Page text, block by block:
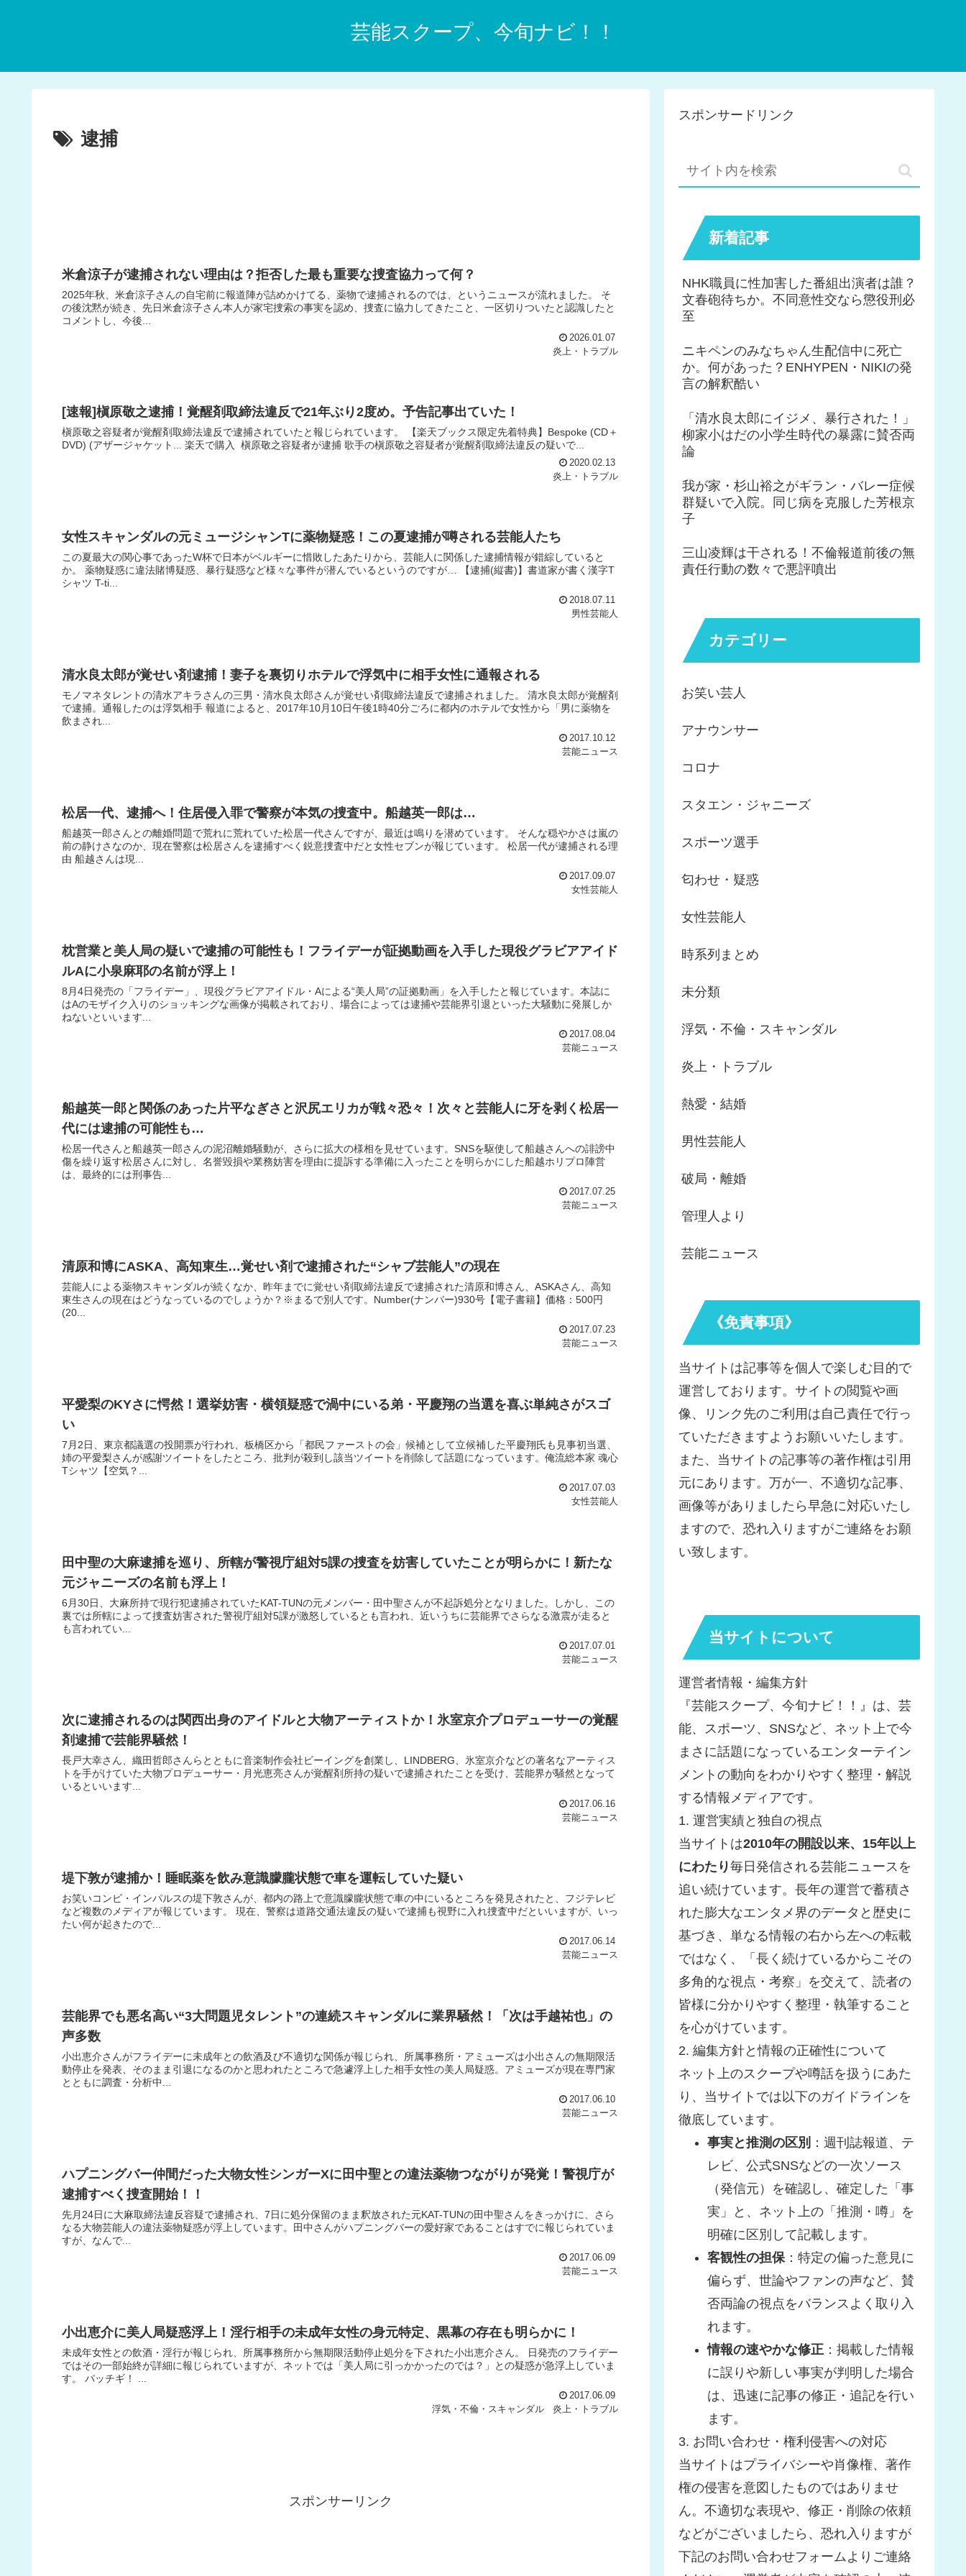
芸能スクープ、今旬ナビ！！
逮捕
米倉涼子が逮捕されない理由は？拒否した最も重要な捜査協力って何？
2025年秋、米倉涼子さんの自宅前に報道陣が詰めかけてる、薬物で逮捕されるのでは、というニュースが流れました。 そ
の後沈黙が続き、先日米倉涼子さん本人が家宅捜索の事実を認め、捜査に協力してきたこと、一区切りついたと認識したと
コメントし、今後...
2026.01.07
炎上・トラブル
[速報]槇原敬之逮捕！覚醒剤取締法違反で21年ぶり2度め。予告記事出ていた！
槇原敬之容疑者が覚醒剤取締法違反で逮捕されていたと報じられています。 【楽天ブックス限定先着特典】Bespoke (CD＋
DVD) (アザージャケット... 楽天で購入 槇原敬之容疑者が逮捕 歌手の槇原敬之容疑者が覚醒剤取締法違反の疑いで...
2020.02.13
炎上・トラブル
女性スキャンダルの元ミュージシャンTに薬物疑惑！この夏逮捕が噂される芸能人たち
この夏最大の関心事であったW杯で日本がベルギーに惜敗したあたりから、芸能人に関係した逮捕情報が錯綜していると
か。 薬物疑惑に違法賭博疑惑、暴行疑惑など様々な事件が潜んでいるというのですが… 【逮捕(縦書)】書道家が書く漢字T
シャツ T-ti...
2018.07.11
男性芸能人
清水良太郎が覚せい剤逮捕！妻子を裏切りホテルで浮気中に相手女性に通報される
モノマネタレントの清水アキラさんの三男・清水良太郎さんが覚せい剤取締法違反で逮捕されました。 清水良太郎が覚醒剤
で逮捕。通報したのは浮気相手 報道によると、2017年10月10日午後1時40分ごろに都内のホテルで女性から「男に薬物を
飲まされ...
2017.10.12
芸能ニュース
松居一代、逮捕へ！住居侵入罪で警察が本気の捜査中。船越英一郎は…
船越英一郎さんとの離婚問題で荒れに荒れていた松居一代さんですが、最近は鳴りを潜めています。 そんな穏やかさは嵐の
前の静けさなのか、現在警察は松居さんを逮捕すべく鋭意捜査中だと女性セブンが報じています。 松居一代が逮捕される理
由 船越さんは現...
2017.09.07
女性芸能人
枕営業と美人局の疑いで逮捕の可能性も！フライデーが証拠動画を入手した現役グラビアアイド
ルAに小泉麻耶の名前が浮上！
8月4日発売の「フライデー」、現役グラビアアイドル・Aによる“美人局”の証拠動画」を入手したと報じています。本誌に
はAのモザイク入りのショッキングな画像が掲載されており、場合によっては逮捕や芸能界引退といった大騒動に発展しか
ねないといいます...
2017.08.04
芸能ニュース
船越英一郎と関係のあった片平なぎさと沢尻エリカが戦々恐々！次々と芸能人に牙を剥く松居一
代には逮捕の可能性も…
松居一代さんと船越英一郎さんの泥沼離婚騒動が、さらに拡大の様相を見せています。SNSを駆使して船越さんへの誹謗中
傷を繰り返す松居さんに対し、名誉毀損や業務妨害を理由に提訴する準備に入ったことを明らかにした船越ホリプロ陣営
は、最終的には刑事告...
2017.07.25
芸能ニュース
清原和博にASKA、高知東生…覚せい剤で逮捕された“シャブ芸能人”の現在
芸能人による薬物スキャンダルが続くなか、昨年までに覚せい剤取締法違反で逮捕された清原和博さん、ASKAさん、高知
東生さんの現在はどうなっているのでしょうか？※まるで別人です。Number(ナンバー)930号【電子書籍】価格：500円
(20...
2017.07.23
芸能ニュース
平愛梨のKYさに愕然！選挙妨害・横領疑惑で渦中にいる弟・平慶翔の当選を喜ぶ単純さがスゴ
い
7月2日、東京都議選の投開票が行われ、板橋区から「都民ファーストの会」候補として立候補した平慶翔氏も見事初当選、
姉の平愛梨さんが感謝ツイートをしたところ、批判が殺到し該当ツイートを削除して話題になっています。俺流総本家 魂心
Tシャツ【空気？...
2017.07.03
女性芸能人
田中聖の大麻逮捕を巡り、所轄が警視庁組対5課の捜査を妨害していたことが明らかに！新たな
元ジャニーズの名前も浮上！
6月30日、大麻所持で現行犯逮捕されていたKAT-TUNの元メンバー・田中聖さんが不起訴処分となりました。しかし、この
裏では所轄によって捜査妨害された警視庁組対5課が激怒しているとも言われ、近いうちに芸能界でさらなる激震が走ると
も言われてい...
2017.07.01
芸能ニュース
次に逮捕されるのは関西出身のアイドルと大物アーティストか！氷室京介プロデューサーの覚醒
剤逮捕で芸能界騒然！
長戸大幸さん、織田哲郎さんらとともに音楽制作会社ビーイングを創業し、LINDBERG、氷室京介などの著名なアーティス
トを手がけていた大物プロデューサー・月光恵亮さんが覚醒剤所持の疑いで逮捕されたことを受け、芸能界が騒然となって
いるといいます...
2017.06.16
芸能ニュース
堤下敦が逮捕か！睡眠薬を飲み意識朦朧状態で車を運転していた疑い
お笑いコンビ・インパルスの堤下敦さんが、都内の路上で意識朦朧状態で車の中にいるところを発見されたと、フジテレビ
など複数のメディアが報じています。 現在、警察は道路交通法違反の疑いで逮捕も視野に入れ捜査中だといいますが、いっ
たい何が起きたので...
2017.06.14
芸能ニュース
芸能界でも悪名高い“3大問題児タレント”の連続スキャンダルに業界騒然！「次は手越祐也」の
声多数
小出恵介さんがフライデーに未成年との飲酒及び不適切な関係が報じられ、所属事務所・アミューズは小出さんの無期限活
動停止を発表、そのまま引退になるのかと思われたところで急遽浮上した相手女性の美人局疑惑。アミューズが現在専門家
とともに調査・分析中...
2017.06.10
芸能ニュース
ハプニングバー仲間だった大物女性シンガーXに田中聖との違法薬物つながりが発覚！警視庁が
逮捕すべく捜査開始！！
先月24日に大麻取締法違反容疑で逮捕され、7日に処分保留のまま釈放された元KAT-TUNの田中聖さんをきっかけに、さら
なる大物芸能人の違法薬物疑惑が浮上しています。田中さんがハプニングバーの愛好家であることはすでに報じられていま
すが、なんで...
2017.06.09
芸能ニュース
小出恵介に美人局疑惑浮上！淫行相手の未成年女性の身元特定、黒幕の存在も明らかに！
未成年女性との飲酒・淫行が報じられ、所属事務所から無期限活動停止処分を下された小出恵介さん。 日発売のフライデー
ではその一部始終が詳細に報じられていますが、ネットでは「美人局に引っかかったのでは？」との疑惑が急浮上していま
す。 パッチギ！ ...
2017.06.09
浮気・不倫・スキャンダル
炎上・トラブル
スポンサーリンク
スポンサードリンク
新着記事
NHK職員に性加害した番組出演者は誰？
文春砲待ちか。不同意性交なら懲役刑必
至
ニキペンのみなちゃん生配信中に死亡
か。何があった？ENHYPEN・NIKIの発
言の解釈酷い
「清水良太郎にイジメ、暴行された！」
柳家小はだの小学生時代の暴露に賛否両
論
我が家・杉山裕之がギラン・バレー症候
群疑いで入院。同じ病を克服した芳根京
子
三山凌輝は干される！不倫報道前後の無
責任行動の数々で悪評噴出
カテゴリー
お笑い芸人
アナウンサー
コロナ
スタエン・ジャニーズ
スポーツ選手
匂わせ・疑惑
女性芸能人
時系列まとめ
未分類
浮気・不倫・スキャンダル
炎上・トラブル
熱愛・結婚
男性芸能人
破局・離婚
管理人より
芸能ニュース
《免責事項》
当サイトは記事等を個人で楽しむ目的で
運営しております。サイトの閲覧や画
像、リンク先のご利用は自己責任で行っ
ていただきますようお願いいたします。
また、当サイトの記事等の著作権は引用
元にあります。万が一、不適切な記事、
画像等がありましたら早急に対応いたし
ますので、恐れ入りますがご連絡をお願
い致します。
当サイトについて
運営者情報・編集方針
『芸能スクープ、今旬ナビ！！』は、芸
能、スポーツ、SNSなど、ネット上で今
まさに話題になっているエンターテイン
メントの動向をわかりやすく整理・解説
する情報メディアです。
1. 運営実績と独自の視点
当サイトは2010年の開設以来、15年以上
にわたり毎日発信される芸能ニュースを
追い続けています。長年の運営で蓄積さ
れた膨大なエンタメ界のデータと歴史に
基づき、単なる情報の右から左への転載
ではなく、「長く続けているからこその
多角的な視点・考察」を交えて、読者の
皆様に分かりやすく整理・執筆すること
を心がけています。
2. 編集方針と情報の正確性について
ネット上のスクープや噂話を扱うにあた
り、当サイトでは以下のガイドラインを
徹底しています。
事実と推測の区別 ：週刊誌報道、テ
レビ、公式SNSなどの一次ソース
（発信元）を確認し、確定した「事
実」と、ネット上の「推測・噂」を
明確に区別して記載します。
客観性の担保 ：特定の偏った意見に
偏らず、世論やファンの声など、賛
否両論の視点をバランスよく取り入
れます。
情報の速やかな修正 ：掲載した情報
に誤りや新しい事実が判明した場合
は、迅速に記事の修正・追記を行い
ます。
3. お問い合わせ・権利侵害への対応
当サイトはプライバシーや肖像権、著作
権の侵害を意図したものではありませ
ん。不適切な表現や、修正・削除の依頼
などがございましたら、恐れ入りますが
下記のお問い合わせフォームよりご連絡